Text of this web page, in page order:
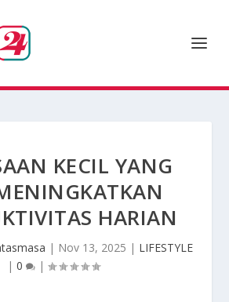
KECIL YANG
HARIAN
| Nov 13, 2025 | LIFESTYLE
| 0 |